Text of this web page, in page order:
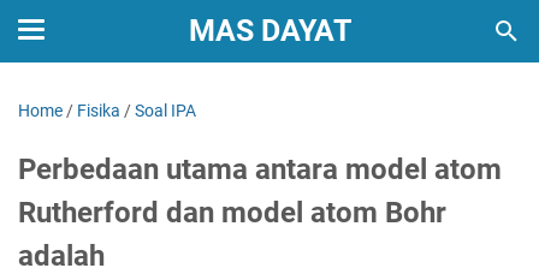
MAS DAYAT
Home / Fisika /Soal IPA
Perbedaan utama antara model atom
Rutherford dan model atom Bohr
adalah